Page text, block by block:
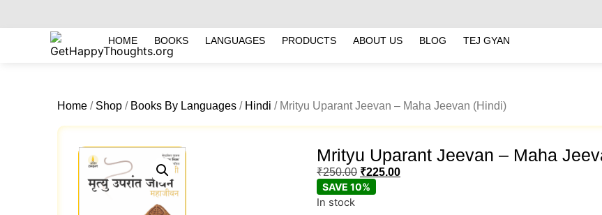
HOME BOOKS LANGUAGES PRODUCTS ABOUT US BLOG TEJ GYAN
Home / Shop / Books By Languages / Hindi / Mrityu Uparant Jeevan – Maha Jeevan (Hindi)
Mrityu Uparant Jeevan – Maha
₹250.00 ₹225.00
SAVE 10%
In stock